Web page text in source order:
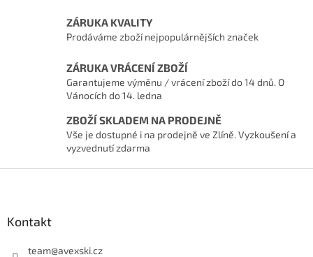
ZÁRUKA KVALITY
Prodáváme zboží nejpopulárnějších značek
ZÁRUKA VRÁCENÍ ZBOŽÍ
Garantujeme výměnu / vrácení zboží do 14 dnů. O
Vánocích do 14. ledna
ZBOŽÍ SKLADEM NA PRODEJNĚ
Vše je dostupné i na prodejně ve Zlíně. Vyzkoušení a
vyzvednutí zdarma
Kontakt
team@avexski.cz